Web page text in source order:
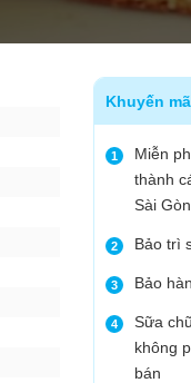
Khuyến
1
Miễn
thành
Sài
2 Bảo trì
3 Bảo
4
Sữa
không
bán